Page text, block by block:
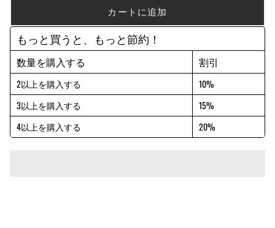
カートに追加
もっと買うと、もっと節約！
数量を購入する 割引
2以上を購入する
10%
3以上を購入する
15%
4以上を購入する
20%